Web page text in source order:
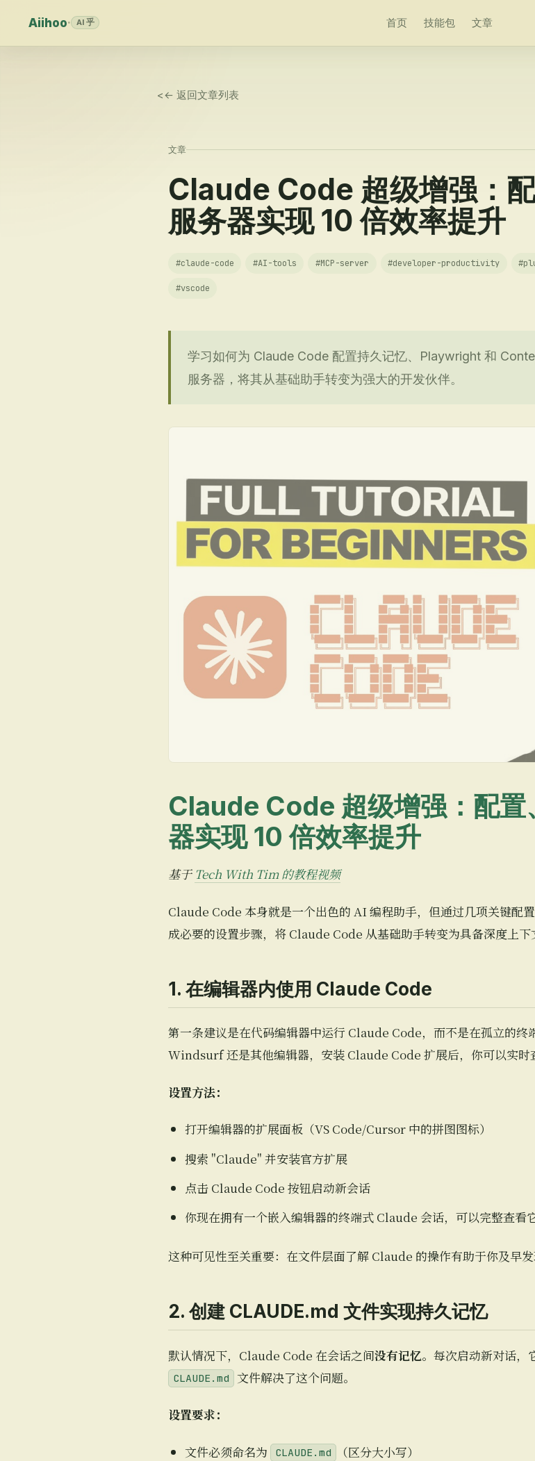
Aiihoo· AI 乎 首页 技能包 文章
<← 返回文章列表
文章
Claude Code 超级增强：
服务器实现 10 倍效率提升
#claude-code #AI-tools #MCP-server #developer-productivity #
#vscode
学习如何为 Claude Code 配置持久记忆、Playwright 和
服务器，将其从基础助手转变为强大的开发伙伴。
Claude Code 超级增强：配置
器实现 10 倍效率提升
基于 Tech With Tim 的教程视频
Claude Code 本身就是一个出色的 AI 编程助手，但通过几项关键配
成必要的设置步骤，将 Claude Code 从基础助手转变为具备深度上下
1. 在编辑器内使用 Claude Code
第一条建议是在代码编辑器中运行 Claude Code，而不是在孤立的终
Windsurf 还是其他编辑器，安装 Claude Code 扩展后，你可以实时
设置方法：
打开编辑器的扩展面板（VS Code/Cursor 中的拼图图标）
搜索 "Claude" 并安装官方扩展
点击 Claude Code 按钮启动新会话
你现在拥有一个嵌入编辑器的终端式 Claude 会话，可以完整查看
这种可见性至关重要：在文件层面了解 Claude 的操作有助于你及早发
2. 创建 CLAUDE.md 文件实现持久记忆
默认情况下，Claude Code 在会话之间没有记忆。每次启动新对话，
CLAUDE.md 文件解决了这个问题。
设置要求：
文件必须命名为 CLAUDE.md
（区分大小写）